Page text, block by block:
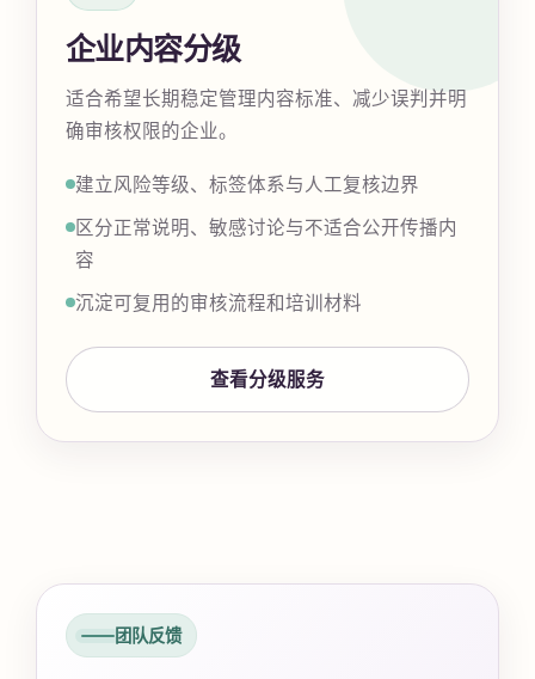
企业内容分级
适合希望长期稳定管理内容标准、减少误判并明
确审核权限的企业。
建立风险等级、标签体系与人工复核边界
区分正常说明、敏感讨论与不适合公开传播内
容
沉淀可复用的审核流程和培训材料
查看分级服务
团队反馈